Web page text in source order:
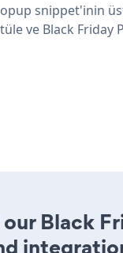
snippet'inin
ve Black
Black